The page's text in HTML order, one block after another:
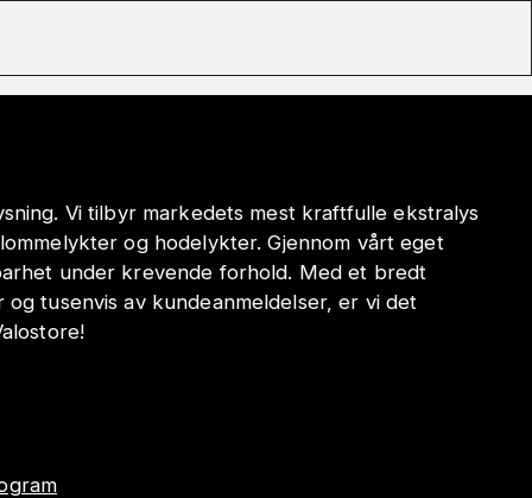
Vi tilbyr markedets mest kraftfulle ekstralys
og hodelykter. Gjennom vårt eget
under krevende forhold. Med et bredt
tusenvis av kundeanmeldelser, er vi det